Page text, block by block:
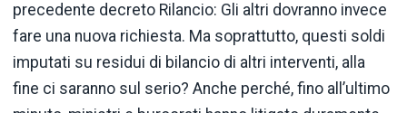
precedente decreto Rilancio: Gli altri dovranno invece
fare una nuova richiesta. Ma soprattutto, questi soldi
imputati su residui di bilancio di altri interventi, alla
fine ci saranno sul serio? Anche perché, fino all’ultimo